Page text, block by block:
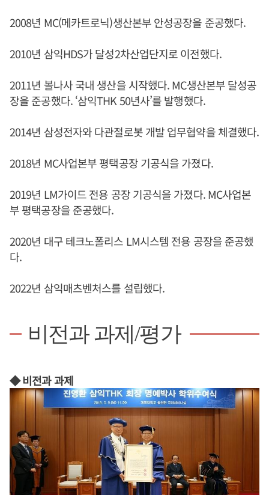
2008년 MC(메카트로닉)생산본부 안성공장을 준공했다.
2010년 삼익HDS가 달성2차산업단지로 이전했다.
2011년 볼나사 국내 생산을 시작했다. MC생산본부 달성공
장을 준공했다. ‘삼익THK 50년사’를 발행했다.
2014년 삼성전자와 다관절로봇 개발 업무협약을 체결했다.
2018년 MC사업본부 평택공장 기공식을 가졌다.
2019년 LM가이드 전용 공장 기공식을 가졌다. MC사업본
부 평택공장을 준공했다.
2020년 대구 테크노폴리스 LM시스템 전용 공장을 준공했
다.
2022년 삼익매츠벤처스를 설립했다.
비전과 과제/평가
◆ 비전과 과제